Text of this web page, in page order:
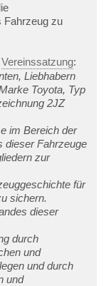
Fahrzeug zu
Vereinssatzung:
Liebhabern
Toyota, Typ
2JZ
im Bereich der
dieser Fahrzeuge
zur
für
sichern.
dieser
durch
und
und durch
und